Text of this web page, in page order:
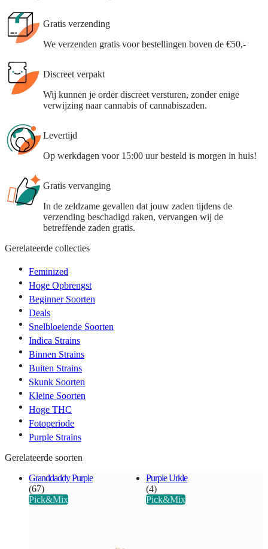
Gratis verzending
We verzenden gratis voor bestellingen boven de €50,-
Discreet verpakt
Wij kunnen je order discreet versturen, zonder enige
verwijzing naar cannabis of cannabiszaden.
Levertijd
Op werkdagen voor 15:00 uur besteld is morgen in huis!
Gratis vervanging
In de zeldzame gevallen dat jouw zaden tijdens de
verzending beschadigd raken, vervangen wij de
betreffende zaden gratis.
Gerelateerde collecties
Feminized
Hoge Opbrengst
Beginner Soorten
Deals
Snelbloeiende Soorten
Indica Strains
Binnen Strains
Buiten Strains
Skunk Soorten
Kleine Soorten
Hoge THC
Fotoperiode
Purple Strains
Gerelateerde soorten
Granddaddy Purple
(67)
Pick&Mix
Purple Urkle
(4)
Pick&Mix